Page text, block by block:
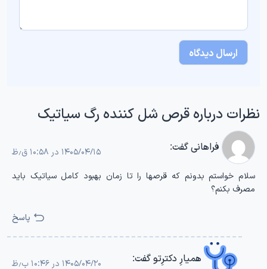
نظرات درباره قرص شل کننده رگ سیاتیک
فراهانیگفت: ۱۴۰۵/۰۴/۱۵ در ۱۰:۵۸ ق٫ظ
سلام خواستم بدونم که قرصها را تا زمان بهبود کامل سیاتیک باید
مصرف بکنم؟
پاسخ
همیارِ دکترِتوگفت: ۱۴۰۵/۰۴/۲۰ در ۱۰:۴۶ ب٫ظ